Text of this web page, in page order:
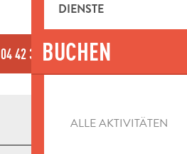
DIENSTE
BUCHEN
ALLE AKTIVITÄTEN
04 42 32 91▒▒